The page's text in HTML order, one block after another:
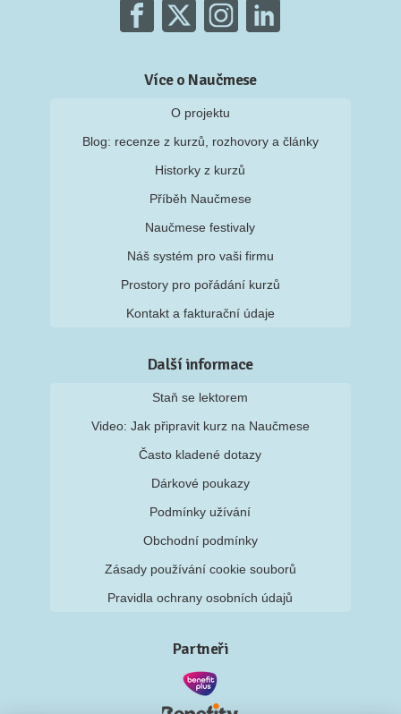
Více o Naučmese
O projektu
Blog: recenze z kurzů, rozhovory a články
Historky z kurzů
Příběh Naučmese
Naučmese festivaly
Náš systém pro vaši firmu
Prostory pro pořádání kurzů
Kontakt a fakturační údaje
Další informace
Staň se lektorem
Video: Jak připravit kurz na Naučmese
Často kladené dotazy
Dárkové poukazy
Podmínky užívání
Obchodní podmínky
Zásady používání cookie souborů
Pravidla ochrany osobních údajů
Partneři